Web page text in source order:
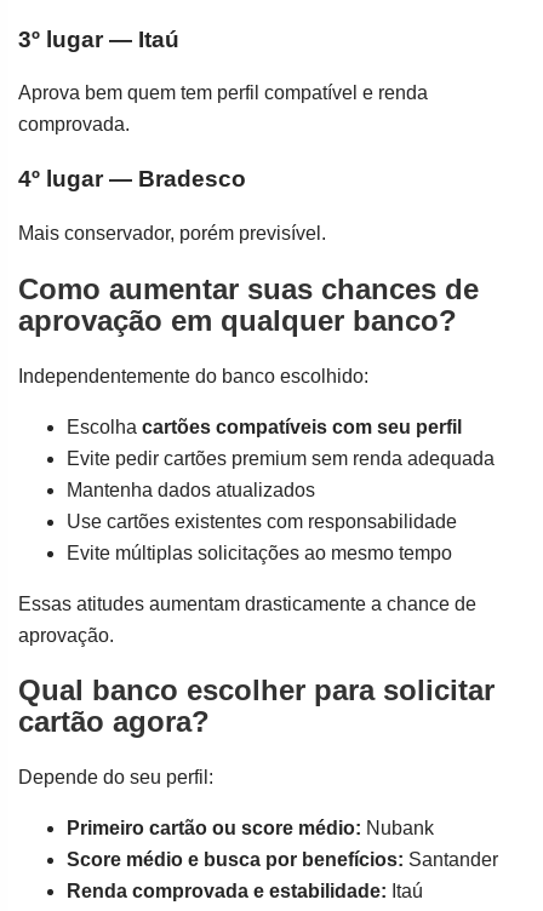
3º lugar — Itaú
Aprova bem quem tem perfil compatível e renda
comprovada.
4º lugar — Bradesco
Mais conservador, porém previsível.
Como aumentar suas chances de
aprovação em qualquer banco?
Independentemente do banco escolhido:
Escolha cartões compatíveis com seu perfil
Evite pedir cartões premium sem renda adequada
Mantenha dados atualizados
Use cartões existentes com responsabilidade
Evite múltiplas solicitações ao mesmo tempo
Essas atitudes aumentam drasticamente a chance de
aprovação.
Qual banco escolher para solicitar
cartão agora?
Depende do seu perfil:
Primeiro cartão ou score médio: Nubank
Score médio e busca por benefícios: Santander
Renda comprovada e estabilidade: Itaú